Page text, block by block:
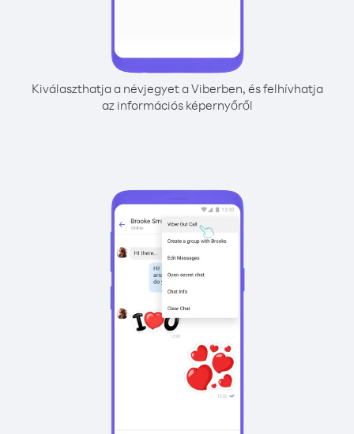
Kiválaszthatja a névjegyet a Viberben, és felhívhatja
az információs képernyőről